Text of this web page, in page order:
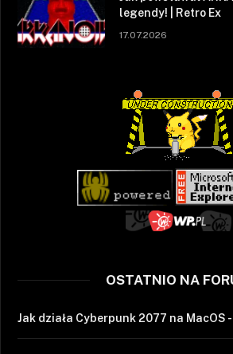
legendy! | Retro Ex
17.07.2026
OSTATNIO NA
Jak działa Cyberpunk 2077 na MacOS